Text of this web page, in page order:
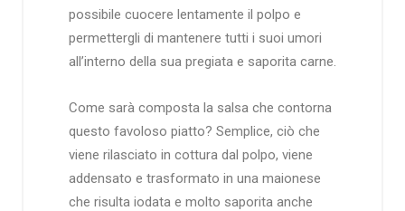
possibile cuocere lentamente il polpo e
permettergli di mantenere tutti i suoi umori
all’interno della sua pregiata e saporita carne.
Come sarà composta la salsa che contorna
questo favoloso piatto? Semplice, ciò che
viene rilasciato in cottura dal polpo, viene
addensato e trasformato in una maionese
che risulta iodata e molto saporita anche